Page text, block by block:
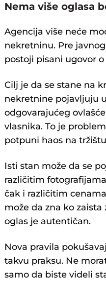
Nema više oglasa
Agencija više neće
nekretninu. Pre
postoji pisani ugovor
Cilj je da se stane na
nekretnine pojavljuju
odgovarajućeg
vlasnika. To je
potpuni haos na
Isti stan može da se
različitim
čak i različitim
može da zna ko
oglas je autentičan.
Nova pravila
takvu praksu. Ne
samo da biste videli